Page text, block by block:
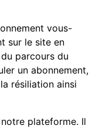
vous-
sur le site en
parcours du
un abonnement,
résiliation ainsi
plateforme. Il